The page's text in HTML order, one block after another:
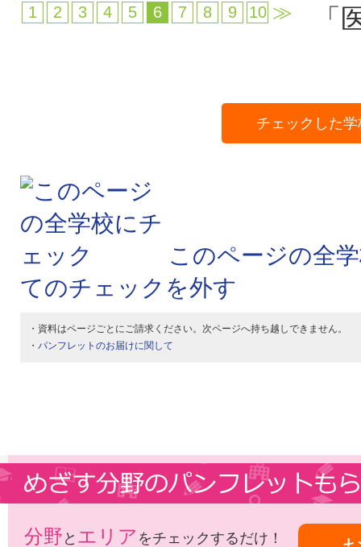
1 2 3 4 5 6 7 8 9 10 ≫
チェックした
このページの全
てのチェックを外す
・資料はページごとにご請求ください。次ページへ持ち越しできません。
・ パンフレットのお届けに関して
分野 と エリア をチェックするだけ！